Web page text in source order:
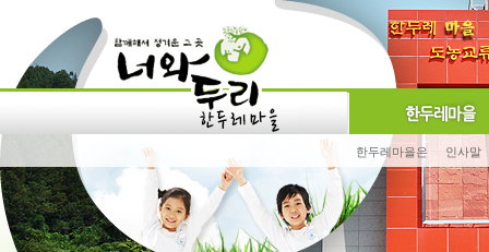
한두레마을은 인사말